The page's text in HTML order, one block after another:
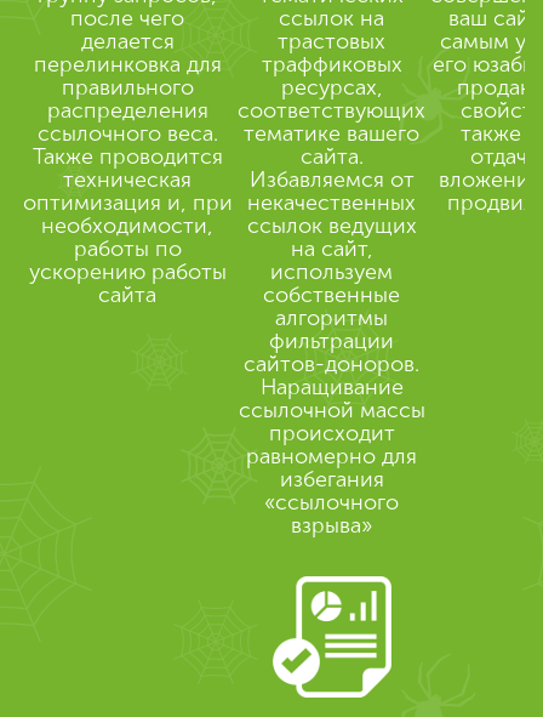
после чего
делается
перелинковка для
правильного
распределения
ссылочного веса.
Также проводится
техническая
оптимизация и, при
необходимости,
работы по
ускорению работы
сайта
ссылок на
трастовых
траффиковых
ресурсах,
соответствующих
тематике вашего
сайта.
Избавляемся от
некачественных
ссылок ведущих
на сайт,
используем
собственные
алгоритмы
фильтрации
сайтов-доноров.
Наращивание
ссылочной массы
происходит
равномерно для
избегания
«ссылочного
взрыва»
ваш
самым
его
также